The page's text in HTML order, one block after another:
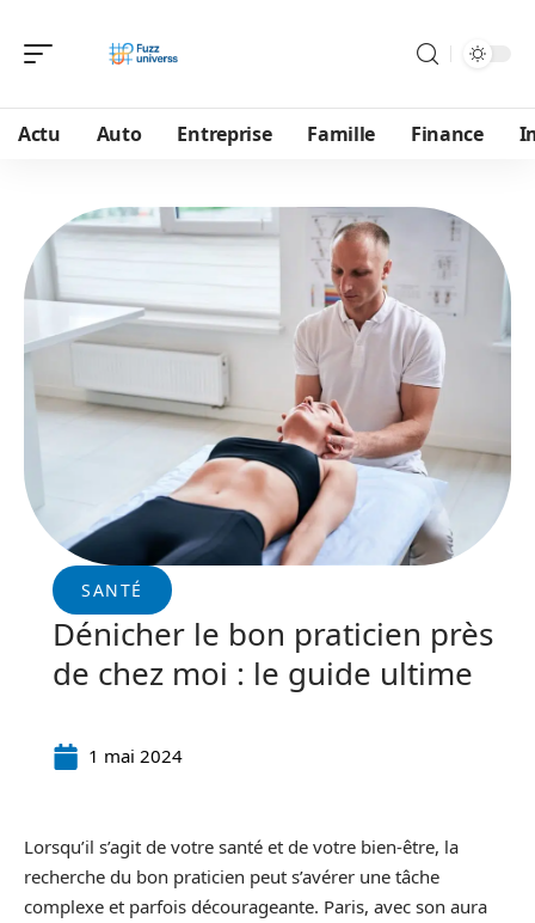
Actu Auto Entreprise Famille Finance
SANTÉ
Dénicher le bon praticien près
de chez moi : le guide ultime
1 mai 2024
Lorsqu’il s’agit de votre santé et de votre bien-être, la
recherche du bon praticien peut s’avérer une tâche
complexe et parfois décourageante. Paris, avec son aura